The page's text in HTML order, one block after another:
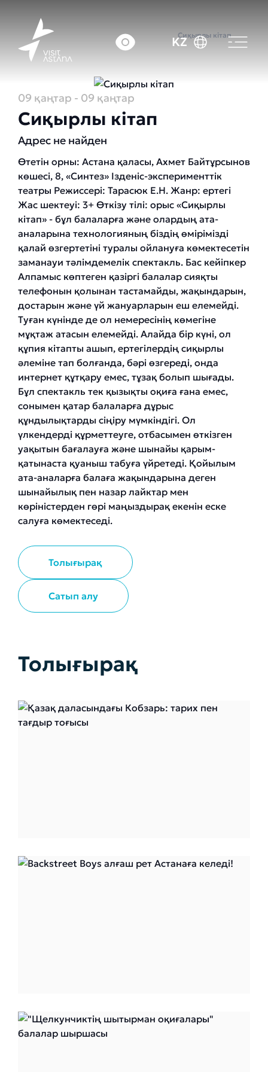
KZ
Басты бет Оқиғалар күнтізбесі Сиқырлы кітап
09 қаңтар - 09 қаңтар
Сиқырлы кітап
Адрес не найден
Өтетін орны: Астана қаласы, Ахмет Байтұрсынов
көшесі, 8, «Синтез» Ізденіс-эксперименттік
театры Режиссері: Тарасюк Е.Н. Жанр: ертегі
Жас шектеуі: 3+ Өткізу тілі: орыс «Сиқырлы
кітап» - бұл балаларға және олардың ата-
аналарына технологияның біздің өмірімізді
қалай өзгертетіні туралы ойлануға көмектесетін
заманауи тәлімдемелік спектакль. Бас кейіпкер
Алпамыс көптеген қазіргі балалар сияқты
телефонын қолынан тастамайды, жақындарын,
достарын және үй жануарларын еш елемейді.
Туған күнінде де ол немересінің көмегіне
мұқтаж атасын елемейді. Алайда бір күні, ол
құпия кітапты ашып, ертегілердің сиқырлы
әлеміне тап болғанда, бәрі өзгереді, онда
интернет құтқару емес, тұзақ болып шығады.
Бұл спектакль тек қызықты оқиға ғана емес,
сонымен қатар балаларға дұрыс
құндылықтарды сіңіру мүмкіндігі. Ол
үлкендерді құрметтеуге, отбасымен өткізген
уақытын бағалауға және шынайы қарым-
қатынаста қуаныш табуға үйретеді. Қойылым
ата-аналарға балаға жақындарына деген
шынайылық пен назар лайктар мен
көріністерден гөрі маңыздырақ екенін еске
салуға көмектеседі.
Толығырақ
Сатып алу
Толығырақ